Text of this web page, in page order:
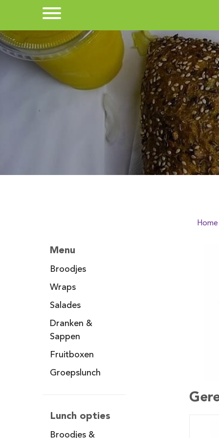
Menu
Broodjes
Wraps
Salades
Dranken &
Sappen
Fruitboxen
Groepslunch
Lunch opties
Broodjes &
Home